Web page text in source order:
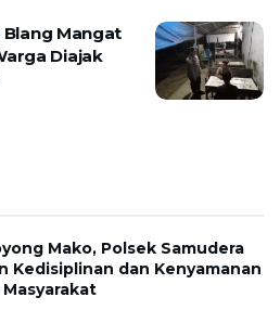
Mangat
Diajak
Mako, Polsek Samudera
Kedisiplinan dan Kenyamanan